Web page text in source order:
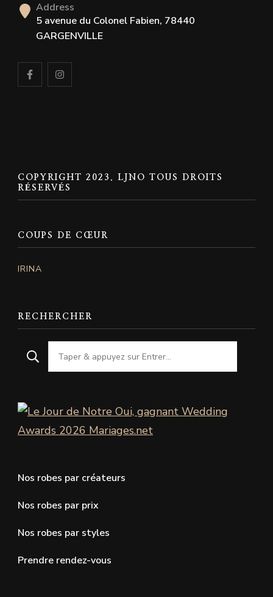
Address
5 avenue du Colonel Fabien, 78440
GARGENVILLE
COPYRIGHT 2023. LJNO TOUS DROITS
RÉSERVÉS
COUPS DE CŒUR
IRINA
RECHERCHER
Nos robes par créateurs
Nos robes par prix
Nos robes par styles
Prendre rendez-vous